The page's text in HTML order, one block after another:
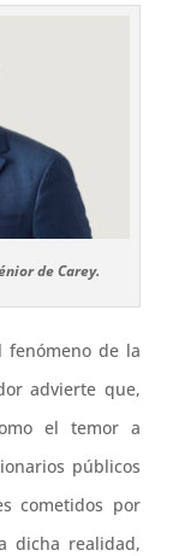
de Carey.
fenómeno de la
advierte que,
el temor a
públicos
cometidos por
dicha realidad,